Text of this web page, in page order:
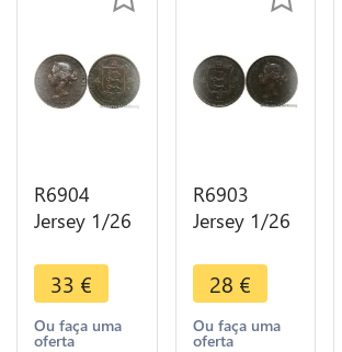
R6904
Jersey 1/26
Victoria
1870 ->
Make offer
33 €
Ou faça uma
oferta
R6903
Jersey 1/26
Victoria
1871 ->
Make offer
28 €
Ou faça uma
oferta